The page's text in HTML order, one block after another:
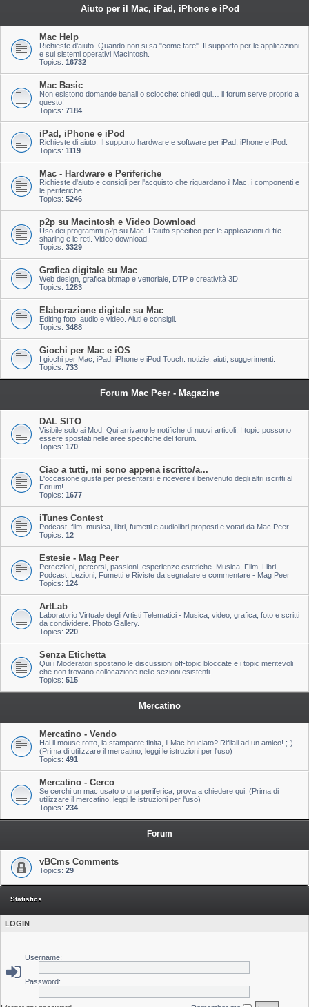
Aiuto per il Mac, iPad, iPhone e iPod
Mac Help
Richieste d'aiuto. Quando non si sa "come fare". Il supporto per le applicazioni
e sui sistemi operativi Macintosh.
Topics: 16732
Mac Basic
Non esistono domande banali o sciocche: chiedi qui… il forum serve proprio a
questo!
Topics: 7184
iPad, iPhone e iPod
Richieste di aiuto. Il supporto hardware e software per iPad, iPhone e iPod.
Topics: 1119
Mac - Hardware e Periferiche
Richieste d'aiuto e consigli per l'acquisto che riguardano il Mac, i componenti e
le periferiche.
Topics: 5246
p2p su Macintosh e Video Download
Uso dei programmi p2p su Mac. L'aiuto specifico per le applicazioni di file
sharing e le reti. Video download.
Topics: 3329
Grafica digitale su Mac
Web design, grafica bitmap e vettoriale, DTP e creatività 3D.
Topics: 1283
Elaborazione digitale su Mac
Editing foto, audio e video. Aiuti e consigli.
Topics: 3488
Giochi per Mac e iOS
I giochi per Mac, iPad, iPhone e iPod Touch: notizie, aiuti, suggerimenti.
Topics: 733
Forum Mac Peer - Magazine
DAL SITO
Visibile solo ai Mod. Qui arrivano le notifiche di nuovi articoli. I topic possono
essere spostati nelle aree specifiche del forum.
Topics: 170
Ciao a tutti, mi sono appena iscritto/a...
L'occasione giusta per presentarsi e ricevere il benvenuto degli altri iscritti al
Forum!
Topics: 1677
iTunes Contest
Podcast, film, musica, libri, fumetti e audiolibri proposti e votati da Mac Peer
Topics: 12
Estesie - Mag Peer
Percezioni, percorsi, passioni, esperienze estetiche. Musica, Film, Libri,
Podcast, Lezioni, Fumetti e Riviste da segnalare e commentare - Mag Peer
Topics: 124
ArtLab
Laboratorio Virtuale degli Artisti Telematici - Musica, video, grafica, foto e scritti
da condividere. Photo Gallery.
Topics: 220
Senza Etichetta
Qui i Moderatori spostano le discussioni off-topic bloccate e i topic meritevoli
che non trovano collocazione nelle sezioni esistenti.
Topics: 515
Mercatino
Mercatino - Vendo
Hai il mouse rotto, la stampante finita, il Mac bruciato? Rifilali ad un amico! ;-)
(Prima di utilizzare il mercatino, leggi le istruzioni per l'uso)
Topics: 491
Mercatino - Cerco
Se cerchi un mac usato o una periferica, prova a chiedere qui. (Prima di
utilizzare il mercatino, leggi le istruzioni per l'uso)
Topics: 234
Forum
vBCms Comments
Topics: 29
Statistics
LOGIN
Username:
Password: